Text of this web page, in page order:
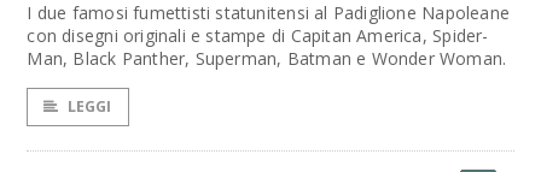
I due famosi fumettisti statunitensi al Padiglione Napoleane
con disegni originali e stampe di Capitan America, Spider-
Man, Black Panther, Superman, Batman e Wonder Woman.
LEGGI